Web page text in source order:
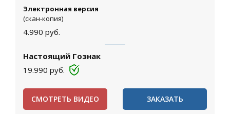
Электронная версия
(скан-копия)
4.990 руб.
Настоящий Гознак
19.990 руб.
СМОТРЕТЬ ВИДЕО ЗАКАЗАТЬ